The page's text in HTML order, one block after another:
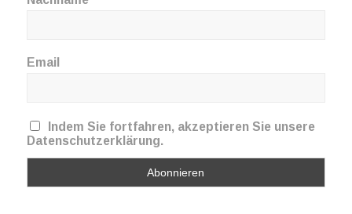
Email
Indem Sie fortfahren, akzeptieren Sie unsere
Datenschutzerklärung.